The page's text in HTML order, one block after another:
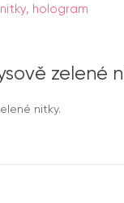
hologram
zelené
nitky.